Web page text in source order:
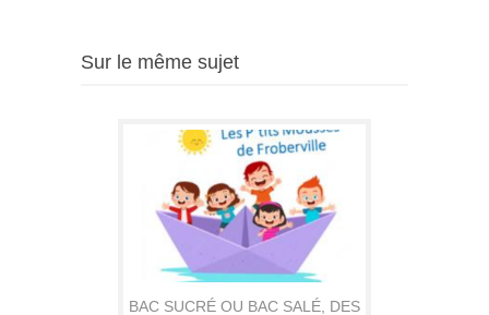
Sur le même sujet
BAC SUCRÉ OU BAC SALÉ, DES